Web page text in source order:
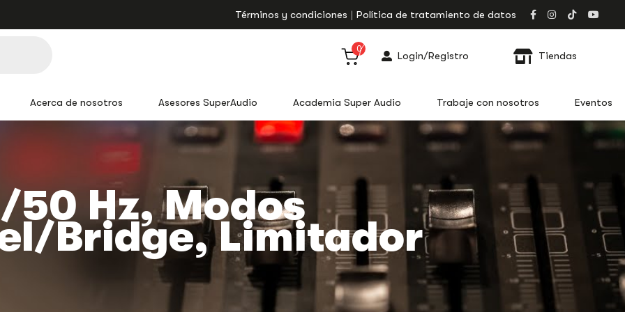
Términos y condiciones
Política de tratamiento de datos
0
Login/Registro Tiendas
Acerca de nosotros Asesores SuperAudio Academia Super Audio Trabaje con nosotros Eventos
50 Hz, Modos
bridge, Limitador